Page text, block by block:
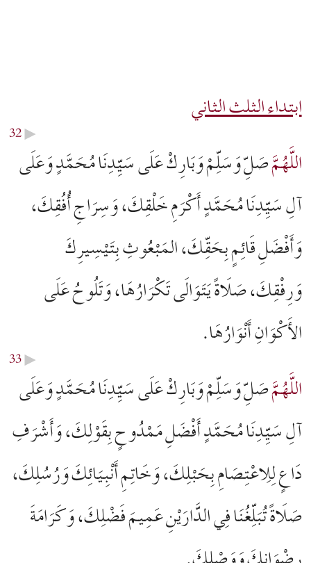
ابتداء الثلث الثاني
32▶︎
اللَّهُمَّصَلِّ وَسَلِّمْ وَبَارِكْ عَلَى سَيِّدِنَا مُحَمَّدٍ وَعَلَى
آلِ سَيِّدِنَا مُحَمَّدٍ أَكْرَمِ خَلْقِكَ، وَسِرَاجِ أُفُقِكَ،
وَأَفْضَلِ قَائِمٍ بِحَقِّكَ، المَبْعُوثِ بِتَيْسِيرِكَ
وَرِفْقِكَ، صَلَاةً يَتَوَالَى تَكْرَارُهَا، وَتَلُوحُ عَلَى
الأَكْوَانِ أَنْوَارُهَا.
33▶︎
اللَّهُمَّصَلِّ وَسَلِّمْ وَبَارِكْ عَلَى سَيِّدِنَا مُحَمَّدٍ وَعَلَى
آلِ سَيِّدِنَا مُحَمَّدٍ أَفْضَلِ مَمْدُوحٍ بِقَوْلِكَ، وَأَشْرَفِ
دَاعٍ لِلِاعْتِصَامِ بِحَبْلِكَ، وَخَاتِمِ أَنْبِيَائِكَ وَرُسُلِكَ،
صَلَاةً تُبَلِّغُنَا فِي الدَّارَيْنِ عَمِيمَ فَضْلِكَ، وَكَرَامَةَ